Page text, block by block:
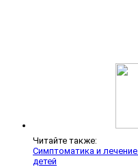
Читайте также:
Симптоматика и
детей